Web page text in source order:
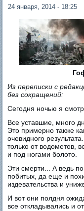
24 января, 2014 - 18:25
Из переписки с
без сокращений:
Сегодня ночью я
Все уставшие, много
Это примерно также
очевидного
только от водометов,
и под ногами болото.
Эти смерти... А ведь
побитых, да еще и
издевательства и
И вот они полдня
все откладывались и